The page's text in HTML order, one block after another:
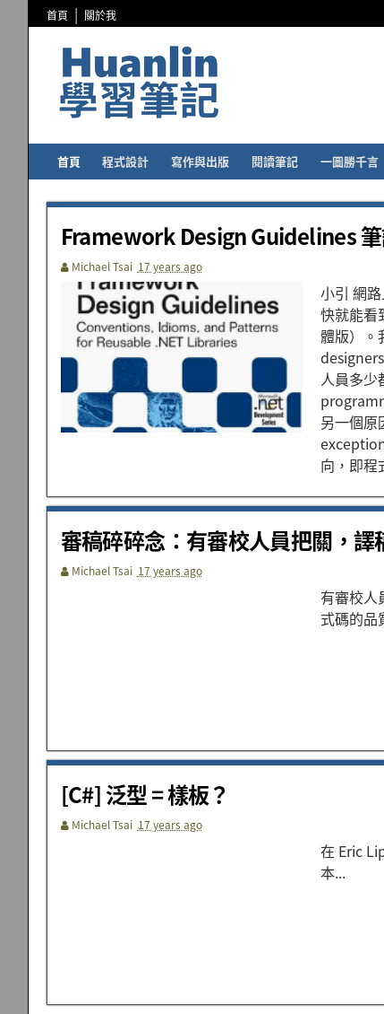
首頁 關於我
首頁 程式設計 寫作與出版 閱讀筆記 一圖勝千言
Framework Design Guidelines
Michael Tsai 17 years ago
小引 網
快就能看
體版）。
人員多少
另一個原
向，即程
審稿碎碎念：有審校人員把關，譯
Michael Tsai 17 years ago
有審校人
式碼的品
[C#] 泛型 = 樣板？
Michael Tsai 17 years ago
在 Eric
本...